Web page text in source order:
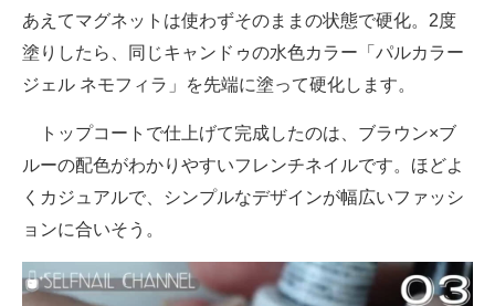
あえてマグネットは使わずそのままの状態で硬化。2度
塗りしたら、同じキャンドゥの水色カラー「パルカラー
ジェル ネモフィラ」を先端に塗って硬化します。
トップコートで仕上げて完成したのは、ブラウン×ブ
ルーの配色がわかりやすいフレンチネイルです。ほどよ
くカジュアルで、シンプルなデザインが幅広いファッシ
ョンに合いそう。